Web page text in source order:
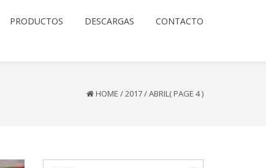
PRODUCTOS DESCARGAS CONTACTO
HOME /2017/ABRIL( PAGE 4 )